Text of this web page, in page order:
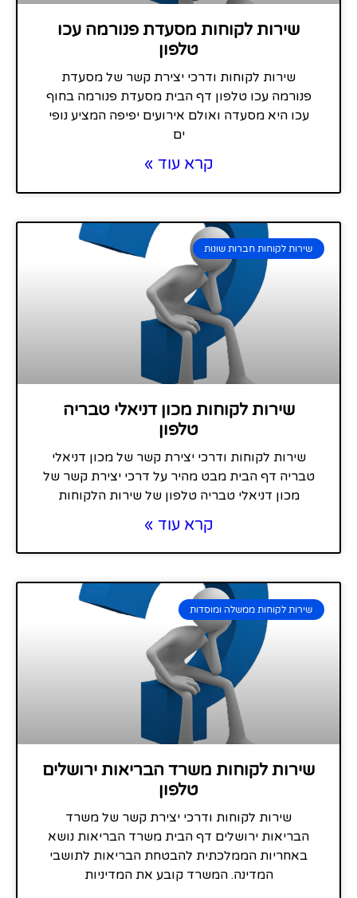
שירות לקוחות מסעדת פנורמה עכו
טלפון
שירות לקוחות ודרכי יצירת קשר של מסעדת
פנורמה עכו טלפון דף הבית מסעדת פנורמה בחוף
עכו היא מסעדה ואולם אירועים יפיפה המציע נופי
ים
קרא עוד »
שירות לקוחות חברות שונות
שירות לקוחות מכון דניאלי טבריה
טלפון
שירות לקוחות ודרכי יצירת קשר של מכון דניאלי
טבריה דף הבית מבט מהיר על דרכי יצירת קשר של
מכון דניאלי טבריה טלפון של שירות הלקוחות
קרא עוד »
שירות לקוחות ממשלה ומוסדות
שירות לקוחות משרד הבריאות ירושלים
טלפון
שירות לקוחות ודרכי יצירת קשר של משרד
הבריאות ירושלים דף הבית משרד הבריאות נושא
באחריות הממלכתית להבטחת הבריאות לתושבי
המדינה. המשרד קובע את המדיניות